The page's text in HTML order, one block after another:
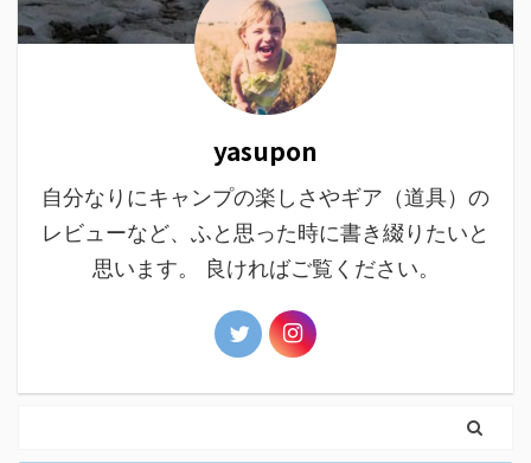
yasupon
自分なりにキャンプの楽しさやギア（道具）の
レビューなど、ふと思った時に書き綴りたいと
思います。 良ければご覧ください。